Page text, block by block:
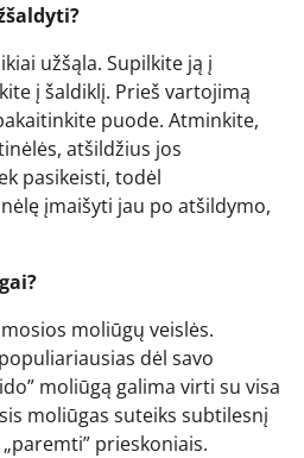
užšąla. Supilkite ją į
į šaldiklį. Prieš vartojimą
puode. Atminkite,
atšildžius jos
pasikeisti, todėl
įmaišyti jau po atšildymo,
moliūgų veislės.
dėl savo
moliūgą galima virti su visa
moliūgas suteiks subtilesnį
prieskoniais.